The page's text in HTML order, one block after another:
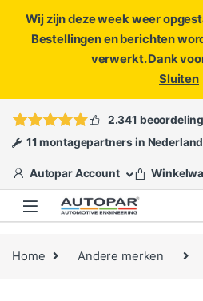
Wij zijn deze week weer
Bestellingen en berichten
verwerkt. Dank
Sluiten
ofopen
2.341
11 montagepartners in
Autopar Account
Home Andere merken